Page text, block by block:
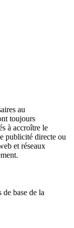
au
toujours
à accroître le
publicité directe ou
et réseaux
base de la